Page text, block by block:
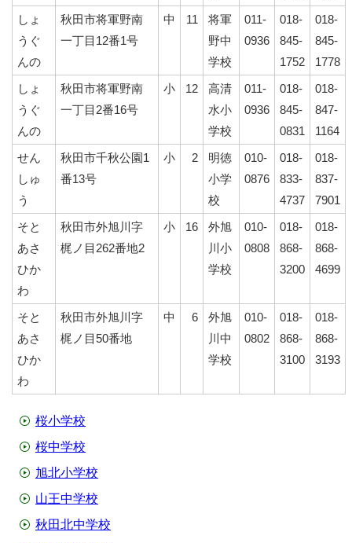
しょ
うぐ
んの
秋田市将軍野南
一丁目12番1号
中 11
将軍
野中
学校
011-
0936
018-
845-
1752
018-
845-
1778
しょ
うぐ
んの
秋田市将軍野南
一丁目2番16号
小 12
高清
水小
学校
011-
0936
018-
845-
0831
018-
847-
1164
せん
しゅ
う
秋田市千秋公園1
番13号
小 2
明徳
小学
校
010-
0876
018-
833-
4737
018-
837-
7901
そと
あさ
ひか
わ
秋田市外旭川字
梶ノ目262番地2
小 16
外旭
川小
学校
010-
0808
018-
868-
3200
018-
868-
4699
そと
あさ
ひか
わ
秋田市外旭川字
梶ノ目50番地
中 6
外旭
川中
学校
010-
0802
018-
868-
3100
018-
868-
3193
桜小学校
桜中学校
旭北小学校
山王中学校
秋田北中学校